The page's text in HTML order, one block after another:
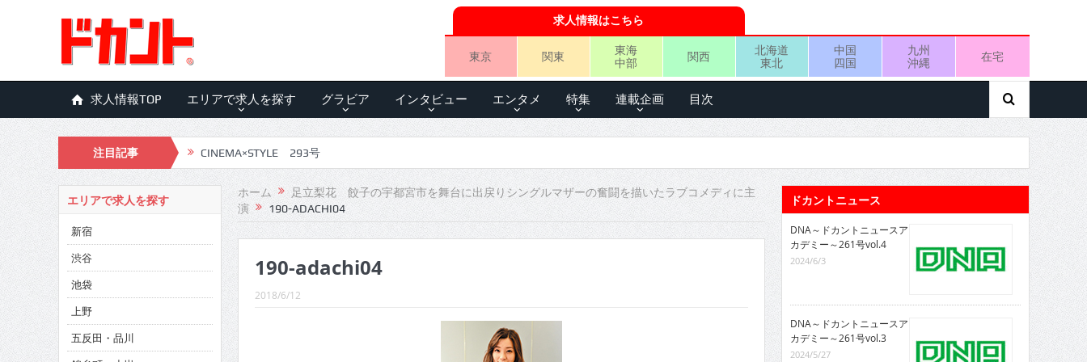
求人情報はこちら
東京 関東
東海
中部
関西
北海道
東北
中国
四国
九州
沖縄
在宅
求人情報TOP エリアで求人を探す グラビア インタビュー エンタメ 特集 連載企画 目次
注目記事 CINEMA×STYLE 293号
CINEMA×STYLE 292号
CINEMA×STYLE 291号
CINEMA×STYLE 290号
CINEMA×STYLE 289号
CINEMA×STYLE 288号
ホーム
足立梨花 餃子の宇都宮市を舞台に出戻りシングルマザーの奮闘を描いたラブコメディに主
演
190-ADACHI04
190-adachi04
2018/6/12
エリアで求人を探す
新宿
渋谷
池袋
上野
五反田・品川
ドカントニュース
DNA～ドカントニュースア
カデミー～261号vol.4
2024/6/3
DNA～ドカントニュースア
カデミー～261号vol.3
2024/5/27